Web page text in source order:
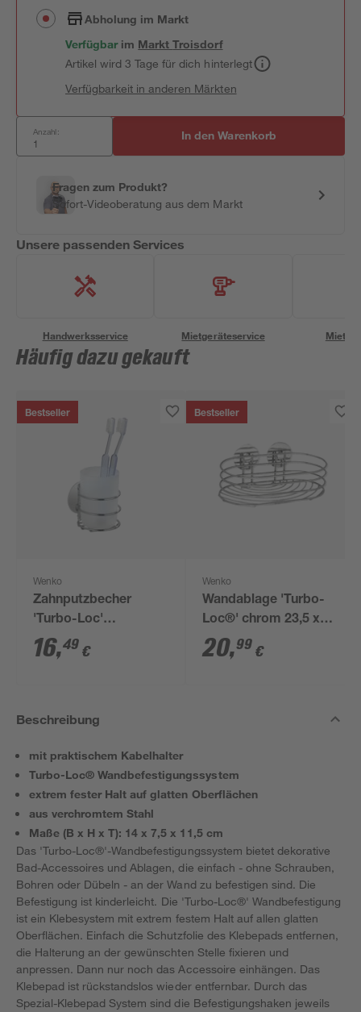
Abholung im Markt
Verfügbar im MarktTroisdorf
Artikel wird 3 Tage für dich hinterlegt
Verfügbarkeit in anderen Märkten
Anzahl: In den Warenkorb
Fragen zum Produkt?
Sofort-Videoberatung aus dem Markt
Unsere passenden Services
Handwerksservice Mietgeräteservice
Häufig dazu gekauft
Bestseller
Wenko
Zahnputzbecher
'Turbo-Loc'
Kunststoff, mit
Halterung
16,49 €
Bestseller
Wenko
Wandablage 'Turbo-
Loc®' chrom 23,5 x
10,5 x 13,5 cm
20,99 €
Beschreibung
mit praktischem Kabelhalter
Turbo-Loc® Wandbefestigungssystem
extrem fester Halt auf glatten Oberflächen
aus verchromtem Stahl
Maße (B x H x T): 14 x 7,5 x 11,5 cm
Das 'Turbo-Loc®'-Wandbefestigungssystem bietet dekorative
Bad-Accessoires und Ablagen, die einfach - ohne Schrauben,
Bohren oder Dübeln - an der Wand zu befestigen sind. Die
Befestigung ist kinderleicht. Die 'Turbo-Loc®' Wandbefestigung
ist ein Klebesystem mit extrem festem Halt auf allen glatten
Oberflächen. Einfach die Schutzfolie des Klebepads entfernen,
die Halterung an der gewünschten Stelle fixieren und
anpressen. Dann nur noch das Accessoire einhängen. Das
Klebepad ist rückstandslos wieder entfernbar. Durch das
Spezial-Klebepad System sind die Befestigungshaken jeweils